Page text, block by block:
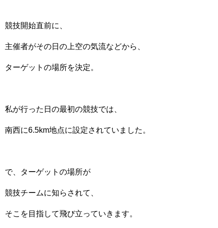
競技開始直前に、
主催者がその日の上空の気流などから、
ターゲットの場所を決定。
私が行った日の最初の競技では、
南西に6.5km地点に設定されていました。
で、ターゲットの場所が
競技チームに知らされて、
そこを目指して飛び立っていきます。